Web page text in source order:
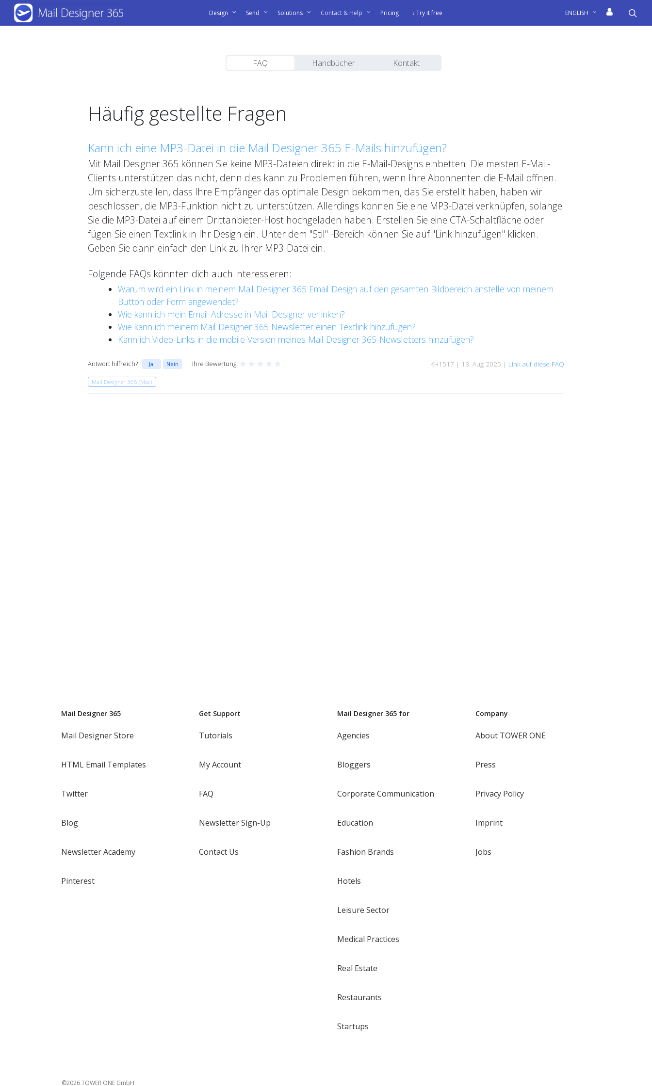
Skip
main
Design Send Solutions Contact & Help Pricing ↓ Try it free ENGLISH
FAQ Handbücher Kontakt
Häufig gestellte Fragen
Kann ich eine MP3-Datei in die Mail Designer 365 E-Mails hinzufügen?
Mit Mail Designer 365 können Sie keine MP3-Dateien direkt in die E-Mail-Designs einbetten. Die meisten E-Mail-
Clients unterstützen das nicht, denn dies kann zu Problemen führen, wenn Ihre Abonnenten die E-Mail öffnen.
Um sicherzustellen, dass Ihre Empfänger das optimale Design bekommen, das Sie erstellt haben, haben wir
beschlossen, die MP3-Funktion nicht zu unterstützen. Allerdings können Sie eine MP3-Datei verknüpfen, solange
Sie die MP3-Datei auf einem Drittanbieter-Host hochgeladen haben. Erstellen Sie eine CTA-Schaltfläche oder
fügen Sie einen Textlink in Ihr Design ein. Unter dem "Stil" -Bereich können Sie auf "Link hinzufügen" klicken.
Geben Sie dann einfach den Link zu Ihrer MP3-Datei ein.
Folgende FAQs könnten dich auch interessieren:
Warum wird ein Link in meinem Mail Designer 365 Email Design auf den gesamten Bildbereich anstelle von meinem
Button oder Form angewendet?
Wie kann ich mein Email-Adresse in Mail Designer verlinken?
Wie kann ich meinem Mail Designer 365 Newsletter einen Textlink hinzufügen?
Kann ich Video-Links in die mobile Version meines Mail Designer 365-Newsletters hinzufügen?
Antwort hilfreich? Ja Nein Ihre Bewertung ★ ★ ★ ★ ★ KH1517 | 13. Aug 2025 | Link auf diese FAQ
Mail Designer 365 (Mac)
Mail Designer 365
Mail Designer Store
HTML Email Templates
Twitter
Blog
Newsletter Academy
Pinterest
Get Support
Tutorials
My Account
FAQ
Newsletter Sign-Up
Contact Us
Mail Designer 365 for
Agencies
Bloggers
Corporate Communication
Education
Fashion Brands
Hotels
Leisure Sector
Medical Practices
Real Estate
Restaurants
Startups
Company
About TOWER ONE
Press
Privacy Policy
Imprint
Jobs
©2026 TOWER ONE GmbH